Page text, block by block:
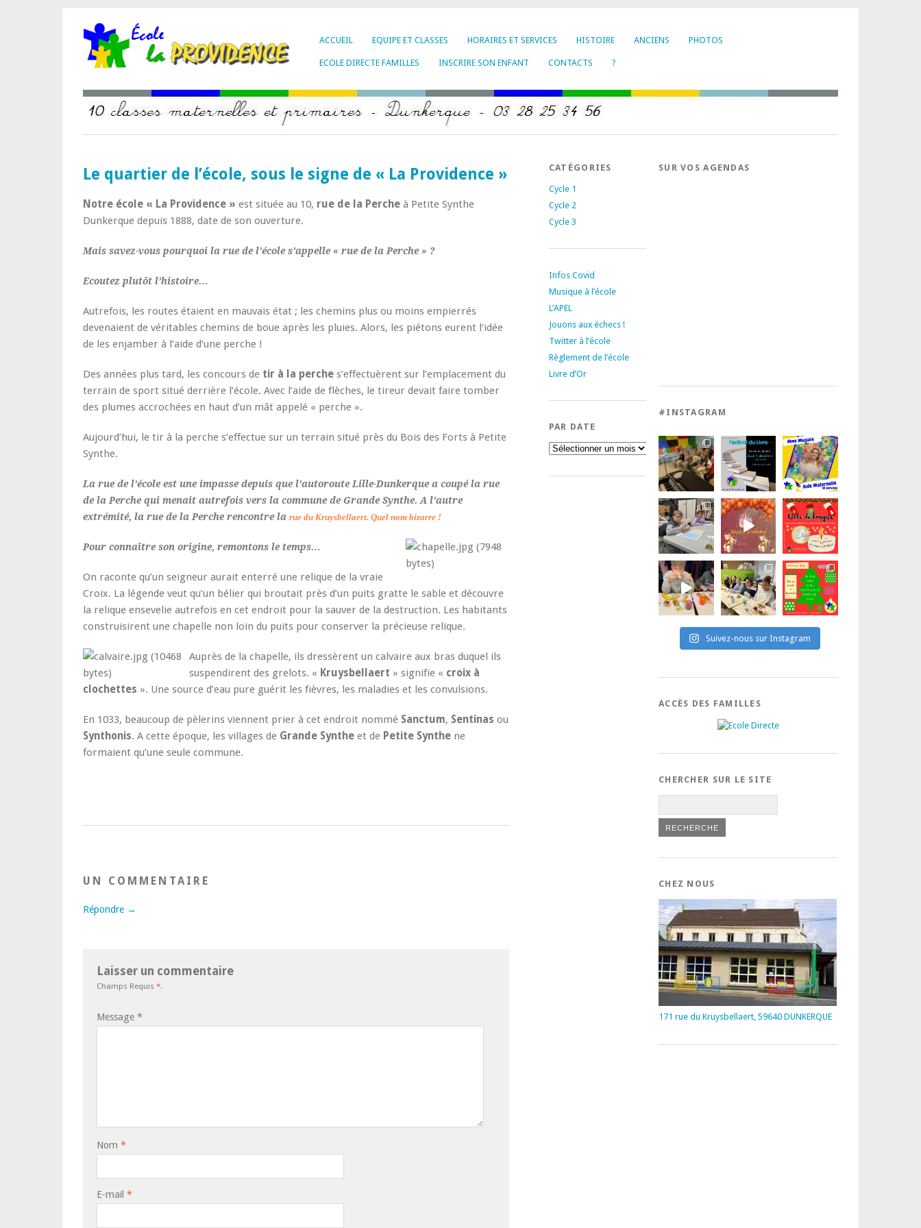
ACCUEIL EQUIPE ET CLASSES HORAIRES ET SERVICES HISTOIRE ANCIENS PHOTOS
ECOLE DIRECTE FAMILLES INSCRIRE SON ENFANT CONTACTS ?
Le quartier de l’école, sous le signe de « La Providence »
Notre école « La Providence » est située au 10, rue de la Perche à Petite Synthe
Dunkerque depuis 1888, date de son ouverture.
Mais savez-vous pourquoi la rue de l’école s’appelle « rue de la Perche » ?
Ecoutez plutôt l’histoire…
Autrefois, les routes étaient en mauvais état ; les chemins plus ou moins empierrés
devenaient de véritables chemins de boue après les pluies. Alors, les piétons eurent l’idée
de les enjamber à l’aide d’une perche !
Des années plus tard, les concours de tir à la perche s’effectuèrent sur l’emplacement du
terrain de sport situé derrière l’école. Avec l’aide de flèches, le tireur devait faire tomber
des plumes accrochées en haut d’un mât appelé « perche ».
Aujourd’hui, le tir à la perche s’effectue sur un terrain situé près du Bois des Forts à Petite
Synthe.
La rue de l’école est une impasse depuis que l’autoroute Lille-Dunkerque a coupé la rue
de la Perche qui menait autrefois vers la commune de Grande Synthe. A l’autre
extrémité, la rue de la Perche rencontre la rue du Kruysbellaert. Quel nom bizarre !
Pour connaître son origine, remontons le temps…
On raconte qu’un seigneur aurait enterré une relique de la vraie
Croix. La légende veut qu’un bélier qui broutait près d’un puits gratte le sable et découvre
la relique ensevelie autrefois en cet endroit pour la sauver de la destruction. Les habitants
construisirent une chapelle non loin du puits pour conserver la précieuse relique.
Auprès de la chapelle, ils dressèrent un calvaire aux bras duquel ils
suspendirent des grelots. « Kruysbellaert » signifie « croix à
clochettes ». Une source d’eau pure guérit les fièvres, les maladies et les convulsions.
En 1033, beaucoup de pèlerins viennent prier à cet endroit nommé Sanctum, Sentinas ou
Synthonis. A cette époque, les villages de Grande Synthe et de Petite Synthe ne
formaient qu’une seule commune.
UN COMMENTAIRE
Répondre →
Laisser un commentaire
Champs Requis *.
Message *
Nom *
E-mail *
CATÉGORIES
Cycle 1
Cycle 2
Cycle 3
Infos Covid
Musique à l’école
L’APEL
Jouons aux échecs !
Twitter à l’école
Règlement de l’école
Livre d’Or
PAR DATE
Par
date
SUR VOS AGENDAS
#INSTAGRAM
Suivez-nous sur Instagram
ACCÈS DES FAMILLES
CHERCHER SUR LE SITE
CHEZ NOUS
171 rue du Kruysbellaert, 59640 DUNKERQUE